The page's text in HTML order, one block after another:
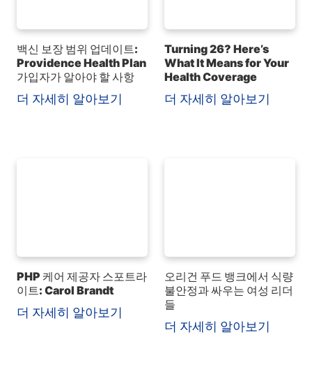
백신 보장 범위 업데이트:
Providence Health Plan
가입자가 알아야 할 사항
더 자세히 알아보기
Turning 26? Here’s
What It Means for Your
Health Coverage
더 자세히 알아보기
PHP 케어 제공자 스포트라
이트: Carol Brandt
더 자세히 알아보기
오리건 푸드 뱅크에서 식량
불안정과 싸우는 여성 리더
들
더 자세히 알아보기